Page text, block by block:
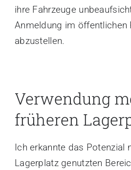
ihre Fahrzeuge
Anmeldung im öffentlichen
abzustellen.
Verwendung
früheren
Ich erkannte das Potenzial
Lagerplatz genutzten